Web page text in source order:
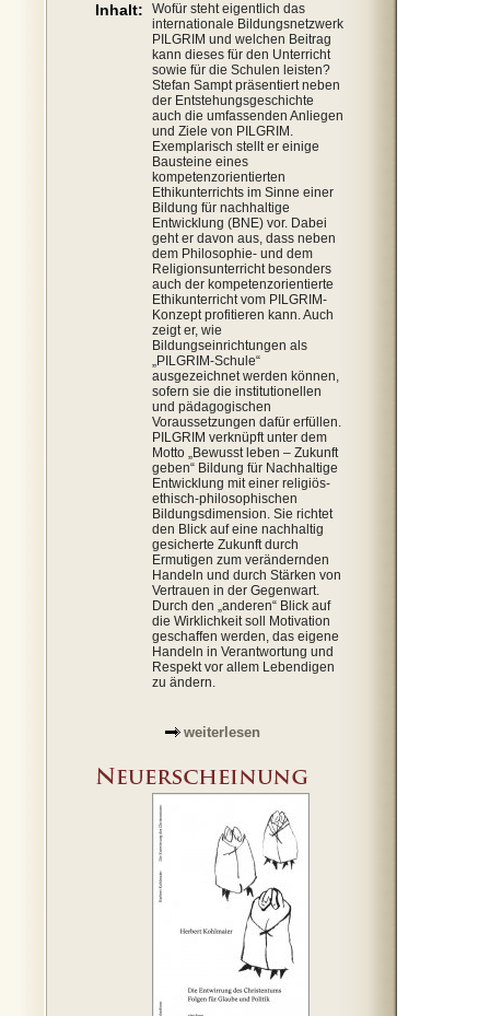
Inhalt:
Wofür steht eigentlich das
internationale Bildungsnetzwerk
PILGRIM und welchen Beitrag
kann dieses für den Unterricht
sowie für die Schulen leisten?
Stefan Sampt präsentiert neben
der Entstehungsgeschichte
auch die umfassenden Anliegen
und Ziele von PILGRIM.
Exemplarisch stellt er einige
Bausteine eines
kompetenzorientierten
Ethikunterrichts im Sinne einer
Bildung für nachhaltige
Entwicklung (BNE) vor. Dabei
geht er davon aus, dass neben
dem Philosophie- und dem
Religionsunterricht besonders
auch der kompetenzorientierte
Ethikunterricht vom PILGRIM-
Konzept profitieren kann. Auch
zeigt er, wie
Bildungseinrichtungen als
„PILGRIM-Schule“
ausgezeichnet werden können,
sofern sie die institutionellen
und pädagogischen
Voraussetzungen dafür erfüllen.
PILGRIM verknüpft unter dem
Motto „Bewusst leben – Zukunft
geben“ Bildung für Nachhaltige
Entwicklung mit einer religiös-
ethisch-philosophischen
Bildungsdimension. Sie richtet
den Blick auf eine nachhaltig
gesicherte Zukunft durch
Ermutigen zum verändernden
Handeln und durch Stärken von
Vertrauen in der Gegenwart.
Durch den „anderen“ Blick auf
die Wirklichkeit soll Motivation
geschaffen werden, das eigene
Handeln in Verantwortung und
Respekt vor allem Lebendigen
zu ändern.
weiterlesen